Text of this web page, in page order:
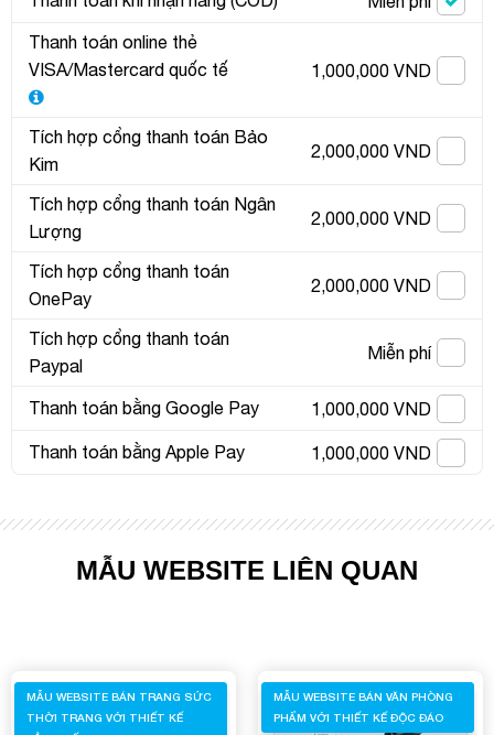
Thanh toán online thẻ
VISA/Mastercard quốc tế
1,000,000 VND
Tích hợp cổng thanh toán Bảo
Kim
2,000,000 VND
Tích hợp cổng thanh toán Ngân
Lượng
2,000,000 VND
Tích hợp cổng thanh toán
OnePay
2,000,000 VND
Tích hợp cổng thanh toán
Paypal
Miễn phí
Thanh toán bằng Google Pay 1,000,000 VND
Thanh toán bằng Apple Pay 1,000,000 VND
MẪU WEBSITE LIÊN QUAN
MẪU WEBSITE BÁN TRANG SỨC
THỜI TRANG VỚI THIẾT KẾ
MẪU WEBSITE BÁN VĂN PHÒNG
PHẨM VỚI THIẾT KẾ ĐỘC ĐÁO
Quý khách vui lòng đăng nhập vào hệ thống quản lý